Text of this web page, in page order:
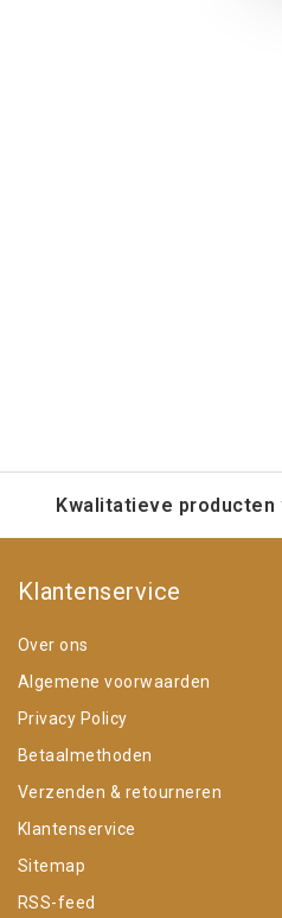
Kwalitatieve
Klantenservice
Over ons
Algemene voorwaarden
Privacy Policy
Betaalmethoden
Verzenden & retourneren
Klantenservice
Sitemap
RSS-feed